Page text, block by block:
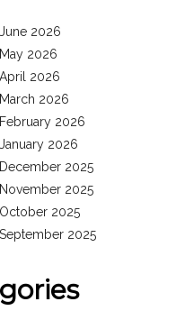
June 2026
May 2026
April 2026
March 2026
February 2026
January 2026
December 2025
November 2025
October 2025
September 2025